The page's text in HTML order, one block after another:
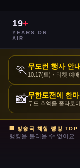
이란, 호
민주당 전
주거비 계
이스라엘,
19+
YEARS ON
AIR
🏃 무도런 행사 안내
10.17(토) · 티켓 예매
📸무한도전에 한마
무도 추억을 폴라로
🏢 방송국 체험 랭킹 TOP
랭킹을 불러올 수 없어요